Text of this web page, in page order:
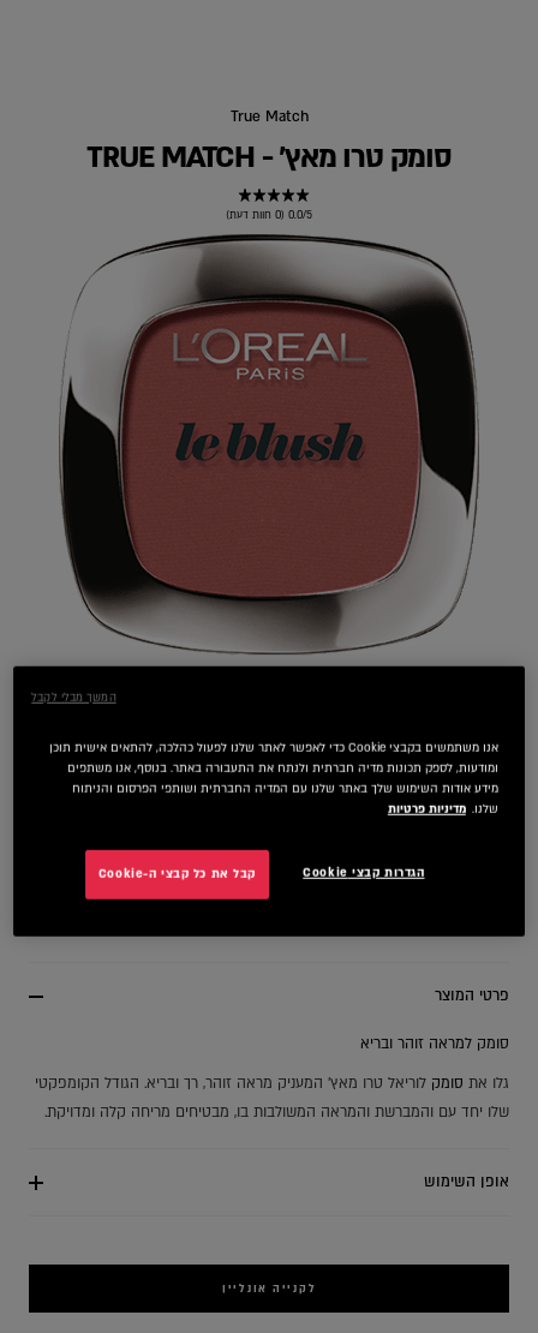
True Match
סומק טרו מאץ' - TRUE MATCH
0.0/5 (0 חוות דעת)
120 Sandalwood Pink
פרטי המוצר
סומק למראה זוהר ובריא
גלו את סומק לוריאל טרו מאץ' המעניק מראה זוהר, רך ובריא. הגודל הקומפקטי
שלו יחד עם והמברשת והמראה המשולבות בו, מבטיחים מריחה קלה ומדויקת.
אופן השימוש
לקנייה אונליין
אנו משתמשים בקבצי Cookie כדי לאפשר לאתר שלנו לפעול כהלכה, להתאים אישית תוכן
ומודעות, לספק תכונות מדיה חברתית ולנתח את התעבורה באתר. בנוסף, אנו משתפים
מידע אודות השימוש שלך באתר שלנו עם המדיה החברתית ושותפי הפרסום והניתוח
שלנו. מדיניות פרטיות
הגדרות קבצי Cookie קבל את כל קבצי ה-Cookie
המשך מבלי לקבל